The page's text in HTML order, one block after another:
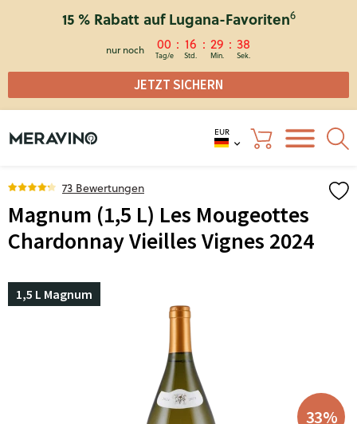
15 % Rabatt auf Lugana-Favoriten6
nur noch 00 16 29 38
JETZT SICHERN
EUR
73 Bewertungen
Magnum (1,5 L) Les Mougeottes
Chardonnay Vieilles Vignes 2024
1,5 L Magnum
33%